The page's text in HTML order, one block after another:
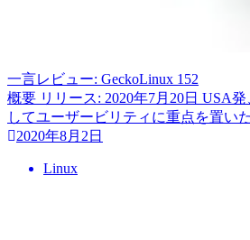
一言レビュー: GeckoLinux 152
概要 リリース: 2020年7月20日 USA発
してユーザービリティに重点を置い
2020年8月2日
Linux